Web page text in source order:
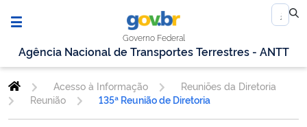
Governo Federal
Agência Nacional de Transportes Terrestres - ANTT
Acesso à Informação
Reuniões da Diretoria
Reunião
135ª Reunião de Diretoria